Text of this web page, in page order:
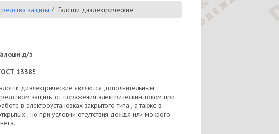
защиты Галоши диэлектрические
д/э
13385
диэлектрические являются дополнительным
защиты от поражения электрическим током при
в электроустановках закрытого типа , а также в
, но при условии отсутствия дождя или мокрого